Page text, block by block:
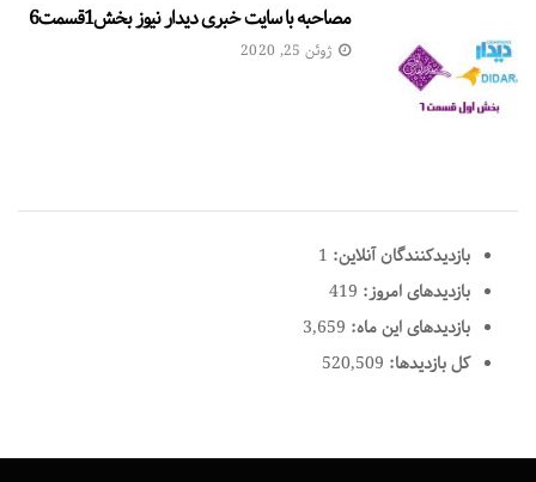
مصاحبه با سایت خبری دیدار نیوز بخش1قسمت6
ژوئن 25, 2020
بازدیدکنندگان آنلاین: 1
بازدیدهای امروز: 419
بازدیدهای این ماه: 3,659
کل بازدیدها: 520,509